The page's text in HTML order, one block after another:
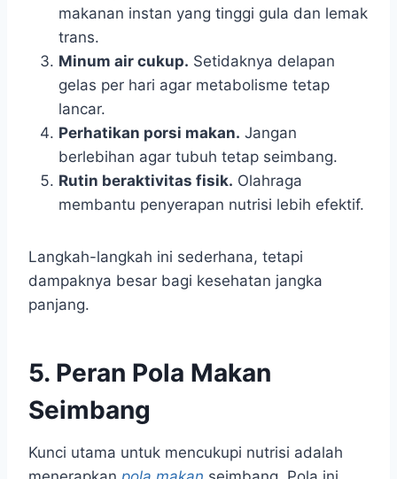
makanan instan yang tinggi gula dan lemak
trans.
Minum air cukup. Setidaknya delapan
gelas per hari agar metabolisme tetap
lancar.
Perhatikan porsi makan. Jangan
berlebihan agar tubuh tetap seimbang.
Rutin beraktivitas fisik. Olahraga
membantu penyerapan nutrisi lebih efektif.
Langkah-langkah ini sederhana, tetapi
dampaknya besar bagi kesehatan jangka
panjang.
5. Peran Pola Makan
Seimbang
Kunci utama untuk mencukupi nutrisi adalah